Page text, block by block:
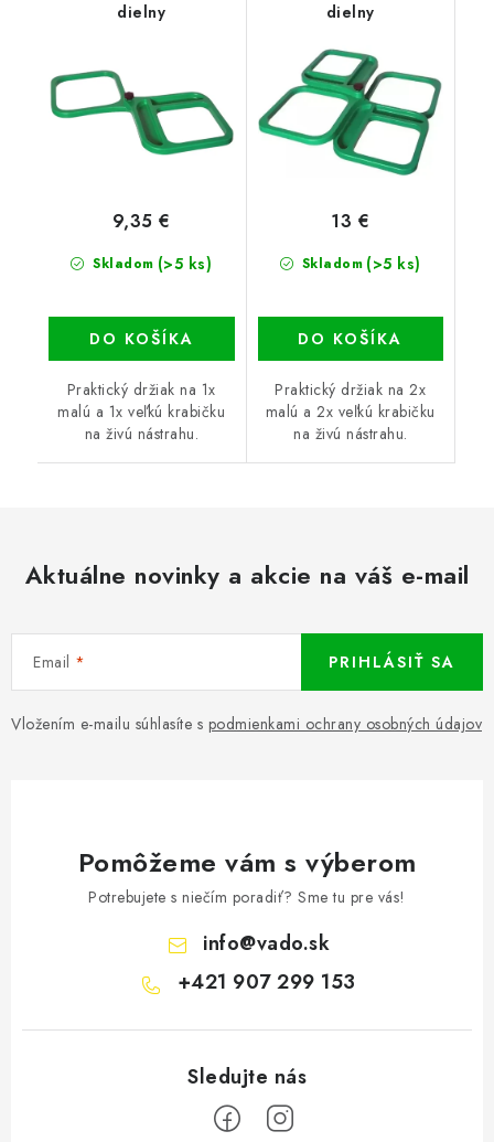
dielny
Skladom (>5 ks)
9,35 €
DO KOŠÍKA
Praktický držiak na 1x
malú a 1x veľkú krabičku
na živú nástrahu.
dielny
Skladom (>5 ks)
13 €
DO KOŠÍKA
Praktický držiak na 2x
malú a 2x veľkú krabičku
na živú nástrahu.
Aktuálne novinky a akcie na váš e-mail
Email
Vložením e-mailu súhlasíte s podmienkami ochrany osobných údajov
PRIHLÁSIŤ SA
Pomôžeme vám s výberom
Potrebujete s niečím poradiť? Sme tu pre vás!
info@vado.sk
+421 907 299 153